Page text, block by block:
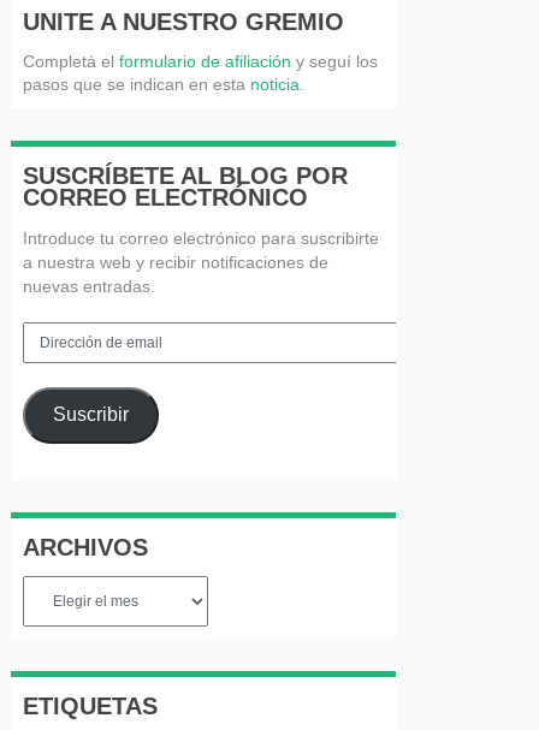
UNITE A NUESTRO GREMIO
Completá el formulario de afiliación y seguí los
pasos que se indican en esta noticia
SUSCRÍBETE AL BLOG POR
CORREO ELECTRÓNICO
Introduce tu correo electrónico para suscribirte
a nuestra web y recibir notificaciones de
nuevas entradas.
Dirección
Suscribir
ARCHIVOS
ETIQUETAS